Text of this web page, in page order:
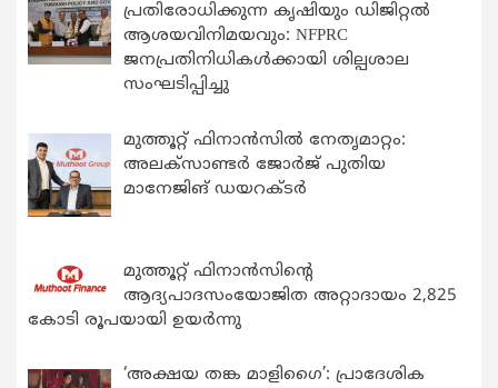
പ്രതിരോധിക്കുന്ന കൃഷിയും ഡിജിറ്റൽ
ആശയവിനിമയവും: NFPRC
ജനപ്രതിനിധികൾക്കായി ശില്പശാല
സംഘടിപ്പിച്ചു
മുത്തൂറ്റ് ഫിനാൻസിൽ നേതൃമാറ്റം:
അലക്സാണ്ടർ ജോർജ് പുതിയ
മാനേജിങ് ഡയറക്ടർ
മുത്തൂറ്റ് ഫിനാൻസിന്റെ
ആദ്യപാദസംയോജിത അറ്റാദായം 2,825
കോടി രൂപയായി ഉയർന്നു
‘അക്ഷയ തങ്ക മാളിഗൈ’: പ്രാദേശിക